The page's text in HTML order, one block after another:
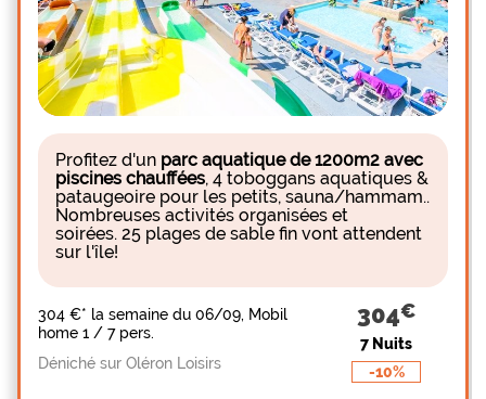
Profitez d'un parc aquatique de 1200m2 avec
piscines chauffées, 4 toboggans aquatiques &
pataugeoire pour les petits, sauna/hammam..
Nombreuses activités organisées et
soirées. 25 plages de sable fin vont attendent
sur l'île!
304 €* la semaine du 06/09, Mobil
home 1 / 7 pers.
Déniché sur Oléron Loisirs
304
7 Nuits
-10%